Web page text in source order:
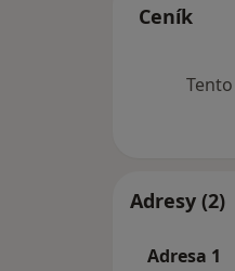
Ceník
Adresy (2)
Adresa 1